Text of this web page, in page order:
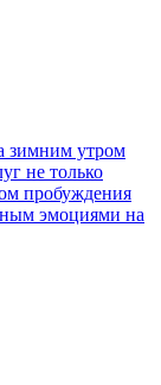
зимним утром
не только
пробуждения
эмоциями на